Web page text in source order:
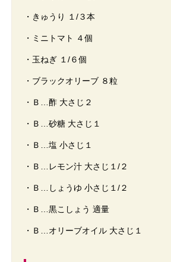
・きゅうり １/３本
・ミニトマト ４個
・玉ねぎ １/６個
・ブラックオリーブ ８粒
・Ｂ…酢 大さじ２
・Ｂ…砂糖 大さじ１
・Ｂ…塩 小さじ１
・Ｂ…レモン汁 大さじ１/２
・Ｂ…しょうゆ 小さじ１/２
・Ｂ…黒こしょう 適量
・Ｂ…オリーブオイル 大さじ１